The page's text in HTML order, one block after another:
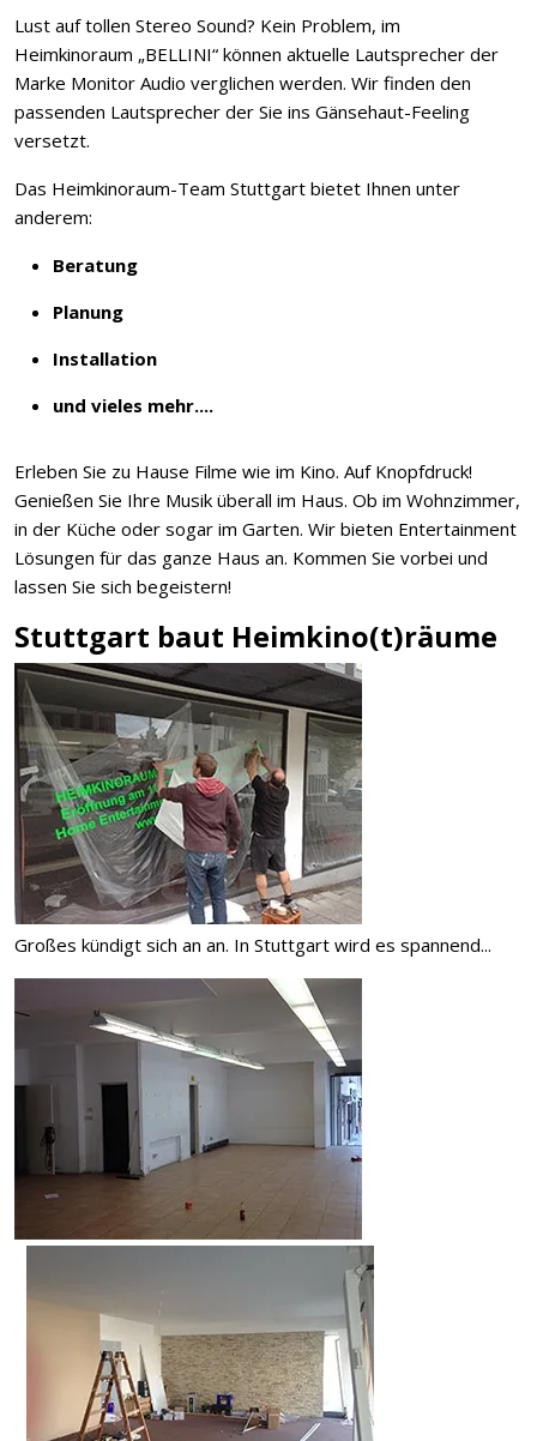
Lust auf tollen Stereo Sound? Kein Problem, im
Heimkinoraum „BELLINI“ können aktuelle Lautsprecher der
Marke Monitor Audio verglichen werden. Wir finden den
passenden Lautsprecher der Sie ins Gänsehaut-Feeling
versetzt.
Das Heimkinoraum-Team Stuttgart bietet Ihnen unter
anderem:
Beratung
Planung
Installation
und vieles mehr....
Erleben Sie zu Hause Filme wie im Kino. Auf Knopfdruck!
Genießen Sie Ihre Musik überall im Haus. Ob im Wohnzimmer,
in der Küche oder sogar im Garten. Wir bieten Entertainment
Lösungen für das ganze Haus an. Kommen Sie vorbei und
lassen Sie sich begeistern!
Stuttgart baut Heimkino(t)räume
Großes kündigt sich an an. In Stuttgart wird es spannend...